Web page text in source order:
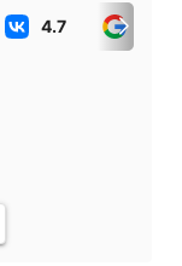
4.7